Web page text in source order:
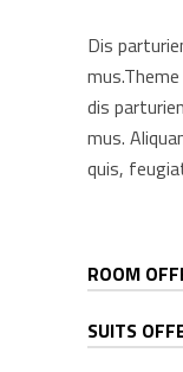
Dis
dis
mus.
quis,
ROOM
SUITS